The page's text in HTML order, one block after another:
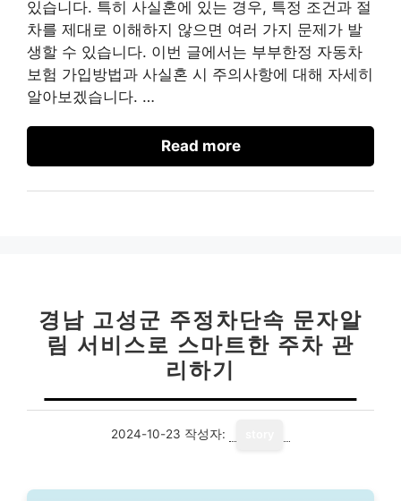
있습니다. 특히 사실혼에 있는 경우, 특정 조건과 절
차를 제대로 이해하지 않으면 여러 가지 문제가 발
생할 수 있습니다. 이번 글에서는 부부한정 자동차
보험 가입방법과 사실혼 시 주의사항에 대해 자세히
알아보겠습니다. …
Read more
경남 고성군 주정차단속 문자알
림 서비스로 스마트한 주차 관
리하기
2024-10-23 작성자: